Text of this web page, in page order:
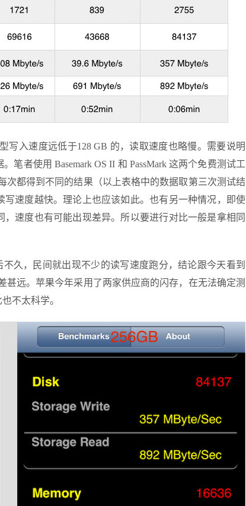
入速度远低于128 GB 的，读取速度也略慢。需要说明
笔者使用 Basemark OS II 和 PassMark 这两个免费测试工
次都得到不同的结果（以上表格中的数据取第三次测试结
速度越快。理论上也应该如此。也有另一种情况，即使
速度也有可能出现差异。所以要进行对比一般是拿相同
久，民间就出现不少的读写速度跑分，结论跟今天看到
甚远。苹果今年采用了两家供应商的闪存，在无法确定测
不太科学。